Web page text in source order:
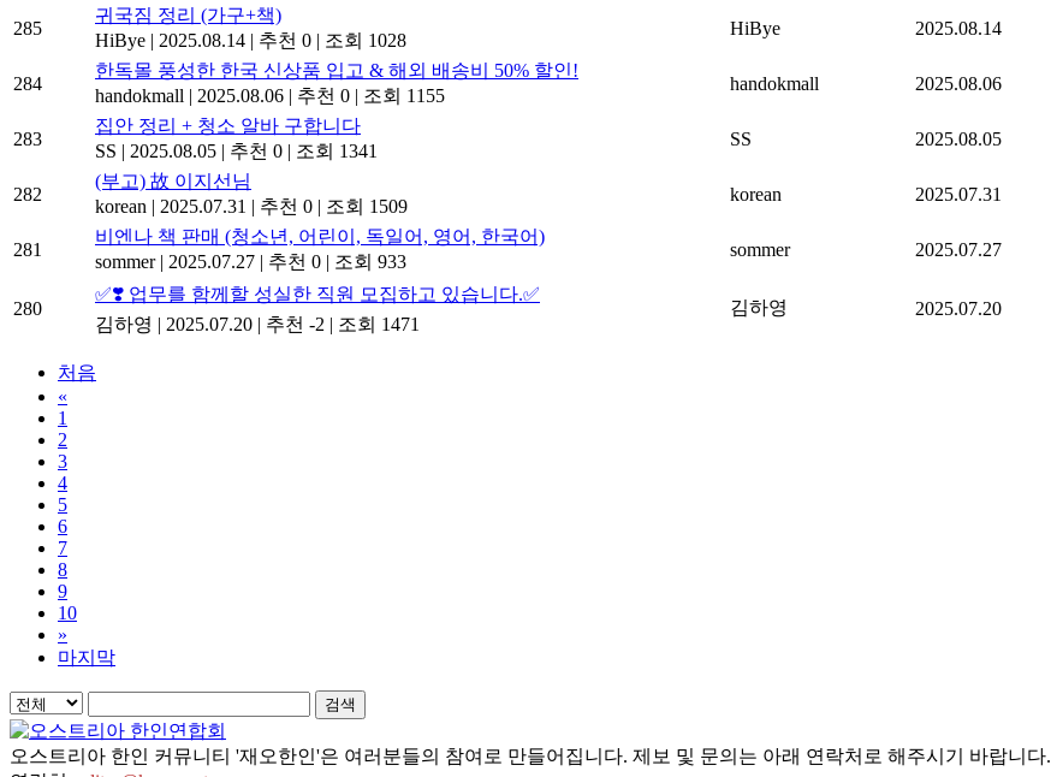
285
귀국짐 정리 (가구+책)
HiBye
2025.08.14 추천 0 조회 1028
HiBye 2025.08.14
284
한독몰 풍성한 한국 신상품 입고 & 해외 배송비 50% 할인!
handokmall
2025.08.06 추천 0 조회 1155
handokmall 2025.08.06
283
집안 정리 + 청소 알바 구합니다
SS
2025.08.05 추천 0 조회 1341
SS 2025.08.05
282
(부고) 故 이지선님
korean
2025.07.31 추천 0 조회 1509
korean 2025.07.31
281
비엔나 책 판매 (청소년, 어린이, 독일어, 영어, 한국어)
sommer
2025.07.27 추천 0 조회 933
sommer 2025.07.27
280
✅❣️ 업무를 함께할 성실한 직원 모집하고 있습니다.✅
김하영
2025.07.20 추천 -2 조회 1471
김하영 2025.07.20
처음
«
1
2
3
4
5
6
7
8
9
10
»
마지막
검색
오스트리아 한인 커뮤니티 '재오한인'은 여러분들의 참여로 만들어집니다. 제보 및 문의는 아래 연락처로 해주시기 바랍니다.